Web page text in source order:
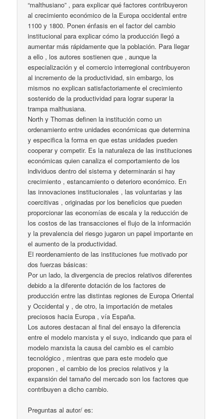
“malthusiano” , para explicar qué factores contribuyeron
al crecimiento económico de la Europa occidental entre
1100 y 1800. Ponen énfasis en el factor del cambio
institucional para explicar cómo la producción llegó a
aumentar más rápidamente que la población. Para llegar
a ello , los autores sostienen que , aunque la
especialización y el comercio interregional contribuyeron
al incremento de la productividad, sin embargo, los
mismos no explican satisfactoriamente el crecimiento
sostenido de la productividad para lograr superar la
trampa malthusiana.
North y Thomas definen la institución como un
ordenamiento entre unidades económicas que determina
y especifica la forma en que estas unidades pueden
cooperar y competir. Es la naturaleza de las instituciones
económicas quien canaliza el comportamiento de los
individuos dentro del sistema y determinarán si hay
crecimiento , estancamiento o deterioro económico. En
las innovaciones institucionales , las voluntarias y las
coercitivas , originadas por los beneficios que pueden
proporcionar las economías de escala y la reducción de
los costos de las transacciones el flujo de la información
y la prevalencia del riesgo jugaron un papel importante en
el aumento de la productividad.
El reordenamiento de las instituciones fue motivado por
dos fuerzas básicas:
Por un lado, la divergencia de precios relativos diferentes
debido a la diferente dotación de los factores de
producción entre las distintas regiones de Europa Oriental
y Occidental y , de otro, la importación de metales
preciosos hacia Europa , vía España.
Los autores destacan al final del ensayo la diferencia
entre el modelo marxista y el suyo, indicando que para el
modelo marxista la causa del cambio es el cambio
tecnológico , mientras que para este modelo que
proponen , el cambio de los precios relativos y la
expansión del tamaño del mercado son los factores que
contribuyen a dicho cambio.
Preguntas al autor/ es: